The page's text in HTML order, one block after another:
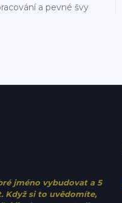
a pevné švy
jméno vybudovat a 5
Když si to uvědomíte,